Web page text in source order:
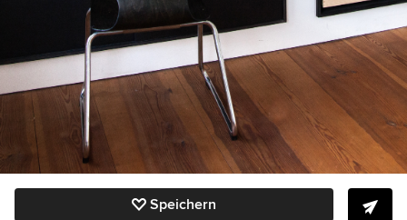
Speichern